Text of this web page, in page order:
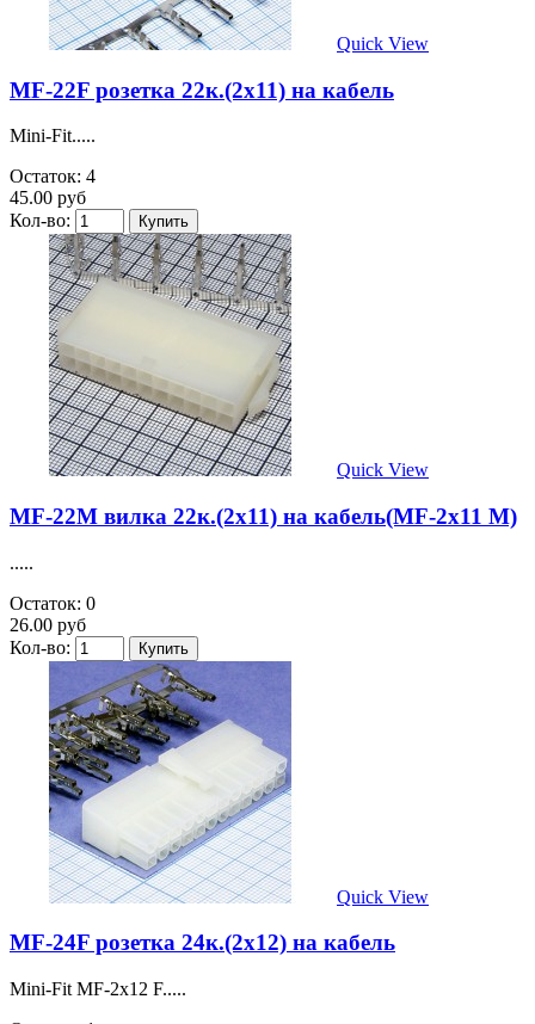
Quick View
MF-22F розетка 22к.(2х11) на кабель
Mini-Fit.....
Остаток: 4
45.00 руб
Кол-во:
Quick View
MF-22M вилка 22к.(2х11) на кабель(MF-2x11 M)
.....
Остаток: 0
26.00 руб
Кол-во:
Quick View
MF-24F розетка 24к.(2х12) на кабель
Mini-Fit MF-2x12 F.....